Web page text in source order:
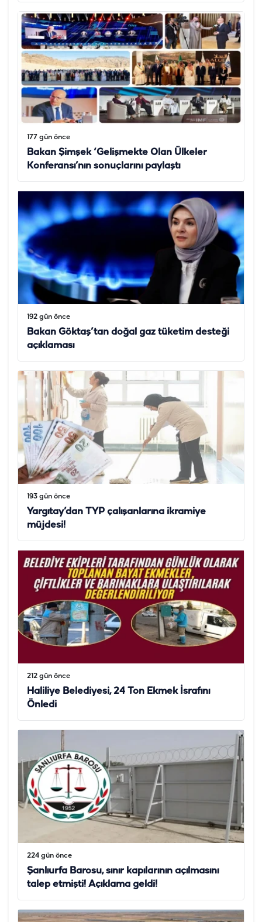
177 gün önce
Bakan Şimşek ‘Gelişmekte Olan Ülkeler
Konferansı’nın sonuçlarını paylaştı
192 gün önce
Bakan Göktaş’tan doğal gaz tüketim desteği
açıklaması
193 gün önce
Yargıtay’dan TYP çalışanlarına ikramiye
müjdesi!
212 gün önce
Haliliye Belediyesi, 24 Ton Ekmek İsrafını
Önledi
224 gün önce
Şanlıurfa Barosu, sınır kapılarının açılmasını
talep etmişti! Açıklama geldi!